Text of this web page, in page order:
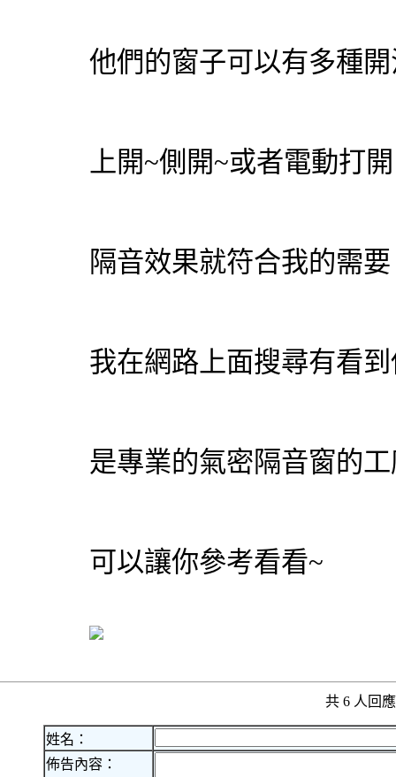
他們的窗子可以有多種
上開~側開~或者電動打開
隔音效果就符合我的需要
我在網路上面搜尋有看
是專業的氣密隔音窗的
可以讓你參考看看~
共 6 人回
姓名：
佈告內容：